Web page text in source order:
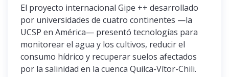
El proyecto internacional Gipe ++ desarrollado
por universidades de cuatro continentes —la
UCSP en América— presentó tecnologías para
monitorear el agua y los cultivos, reducir el
consumo hídrico y recuperar suelos afectados
por la salinidad en la cuenca Quilca-Vítor-Chili.